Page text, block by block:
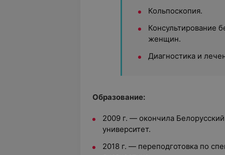
Кольпоскопия.
Консультирование
женщин.
Диагностика и
Образование:
2009 г. — окончила
университет.
2018 г. — переподготовка по